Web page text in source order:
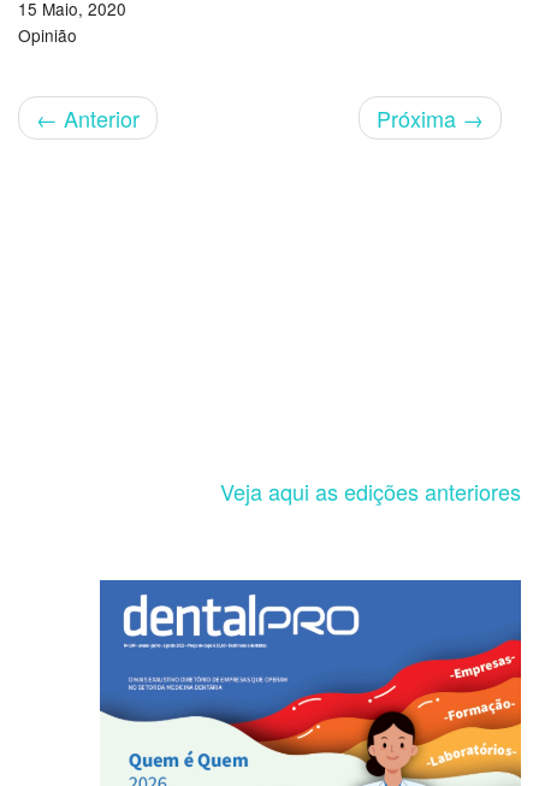
15 Maio, 2020
Opinião
← Anterior Próxima →
Veja aqui as edições anteriores